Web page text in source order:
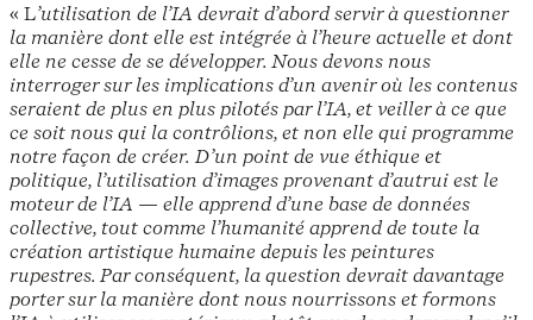
« L’utilisation de l’IA devrait d’abord servir à questionner
la manière dont elle est intégrée à l’heure actuelle et dont
elle ne cesse de se développer. Nous devons nous
interroger sur les implications d’un avenir où les contenus
seraient de plus en plus pilotés par l’IA, et veiller à ce que
ce soit nous qui la contrôlions, et non elle qui programme
notre façon de créer. D’un point de vue éthique et
politique, l’utilisation d’images provenant d’autrui est le
moteur de l’IA — elle apprend d’une base de données
collective, tout comme l’humanité apprend de toute la
création artistique humaine depuis les peintures
rupestres. Par conséquent, la question devrait davantage
porter sur la manière dont nous nourrissons et formons